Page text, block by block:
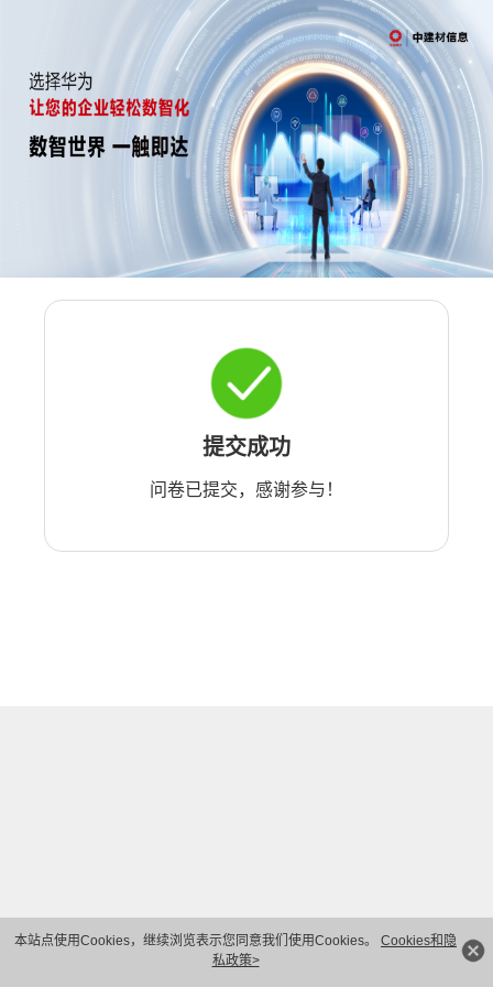
本站点使用Cookies，继续浏览表示您同意我们使用Cookies。 Cookies和隐
私政策>
提交成功
问卷已提交，感谢参与！